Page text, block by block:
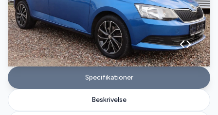
Specifikationer
Beskrivelse